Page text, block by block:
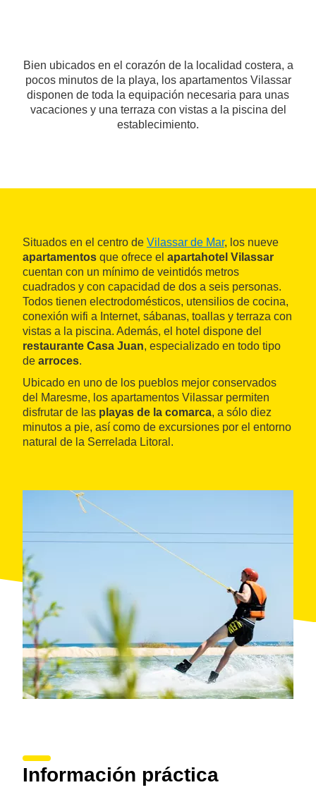
Bien ubicados en el corazón de la localidad costera, a
pocos minutos de la playa, los apartamentos Vilassar
disponen de toda la equipación necesaria para unas
vacaciones y una terraza con vistas a la piscina del
establecimiento.
Situados en el centro de Vilassar de Mar, los nueve
apartamentos que ofrece el apartahotel Vilassar
cuentan con un mínimo de veintidós metros
cuadrados y con capacidad de dos a seis personas.
Todos tienen electrodomésticos, utensilios de cocina,
conexión wifi a Internet, sábanas, toallas y terraza con
vistas a la piscina. Además, el hotel dispone del
restaurante Casa Juan, especializado en todo tipo
de arroces.
Ubicado en uno de los pueblos mejor conservados
del Maresme, los apartamentos Vilassar permiten
disfrutar de las playas de la comarca, a sólo diez
minutos a pie, así como de excursiones por el entorno
natural de la Serrelada Litoral.
Información práctica